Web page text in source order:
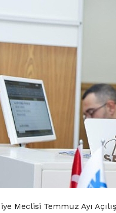
Meclisi Temmuz Ayı